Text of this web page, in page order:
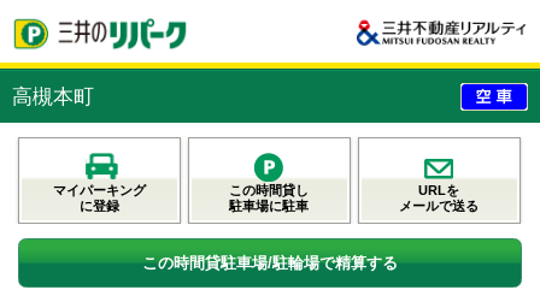
高槻本町
マイパーキング
に登録
この時間貸し
駐車場に駐車
URLを
メールで送る
この時間貸駐車場/駐輪場で精算する